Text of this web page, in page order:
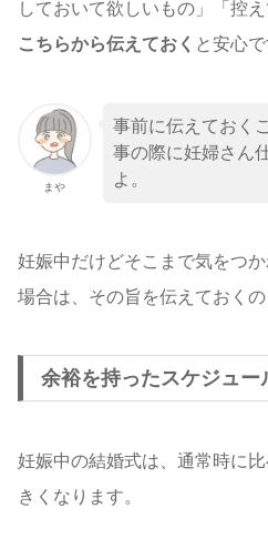
しておいて欲しいもの」「控
こちらから伝えておく と安心で
まや
事前に伝えておく
事の際に妊婦さん
よ。
妊娠中だけどそこまで気をつ
場合は、その旨を伝えておくの
余裕を持ったスケジュー
妊娠中の結婚式は、通常時に
きくなります。